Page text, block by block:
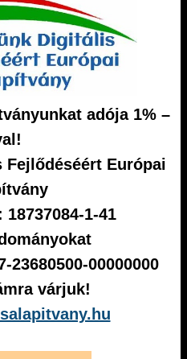
adója 1% –
Fejlődéséért Európai
1-41
23680500-00000000
várjuk!